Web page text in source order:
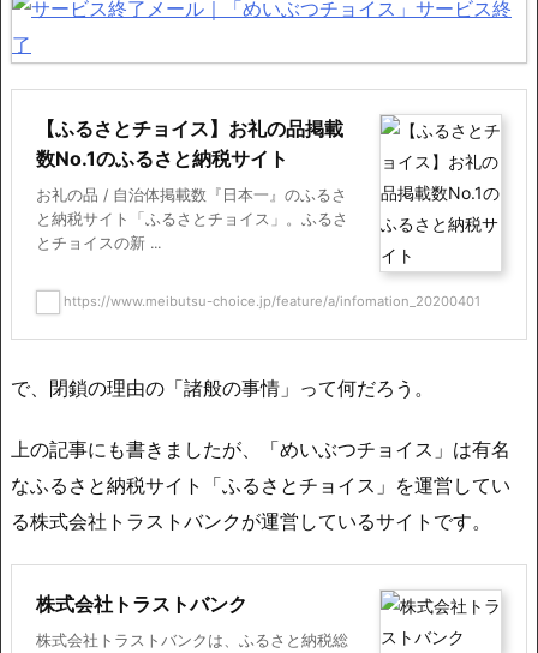
【ふるさとチョイス】お礼の品掲載
数No.1のふるさと納税サイト
お礼の品 / 自治体掲載数『日本一』のふるさ
と納税サイト「ふるさとチョイス」。ふるさ
とチョイスの新 ...
https://www.meibutsu-choice.jp/feature/a/infomation_20200401
で、閉鎖の理由の「諸般の事情」って何だろう。
上の記事にも書きましたが、「めいぶつチョイス」は有名
なふるさと納税サイト「ふるさとチョイス」を運営してい
る株式会社トラストバンクが運営しているサイトです。
株式会社トラストバンク
株式会社トラストバンクは、ふるさと納税総